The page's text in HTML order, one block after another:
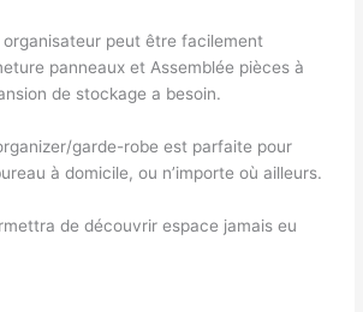
organisateur peut être facilement
panneaux et Assemblée pièces à
de stockage a besoin.
garde-robe est parfaite pour
à domicile, ou n’importe où ailleurs.
de découvrir espace jamais eu